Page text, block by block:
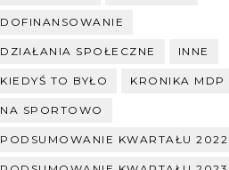
DOFINANSOWANIE
DZIAŁANIA SPOŁECZNE INNE
KIEDYŚ TO BYŁO KRONIKA MDP
NA SPORTOWO
PODSUMOWANIE KWARTAŁU 2022